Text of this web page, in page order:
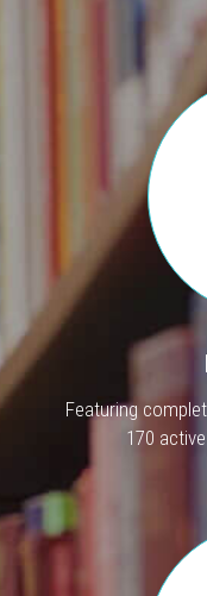
Featuring
170